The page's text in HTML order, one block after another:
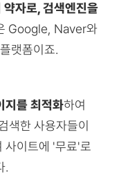
자로, 검색엔진을
Google, Naver와
랫폼이죠.
지를 최적화하여
색한 사용자들이
사이트에 '무료'로
.